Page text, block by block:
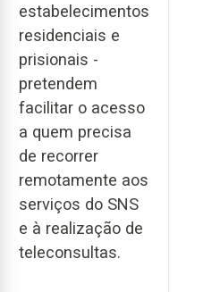
estabelecimentos
residenciais e
prisionais -
pretendem
facilitar o acesso
a quem precisa
de recorrer
remotamente aos
serviços do SNS
e à realização de
teleconsultas.